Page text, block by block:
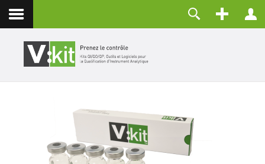
Contact
Mot de passe
Mot de passe perdu ?
Identifiant perdu ?
Créer un compte